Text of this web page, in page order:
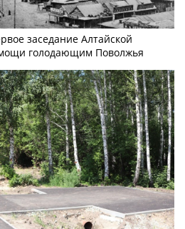
заседание Алтайской
голодающим Поволжья